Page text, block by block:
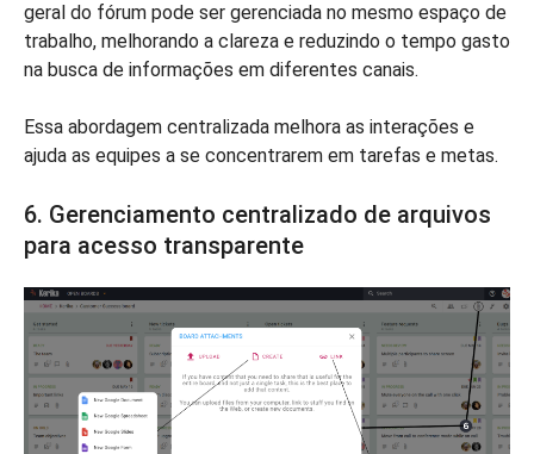
geral do fórum pode ser gerenciada no mesmo espaço de
trabalho, melhorando a clareza e reduzindo o tempo gasto
na busca de informações em diferentes canais.
Essa abordagem centralizada melhora as interações e
ajuda as equipes a se concentrarem em tarefas e metas.
6. Gerenciamento centralizado de arquivos
para acesso transparente